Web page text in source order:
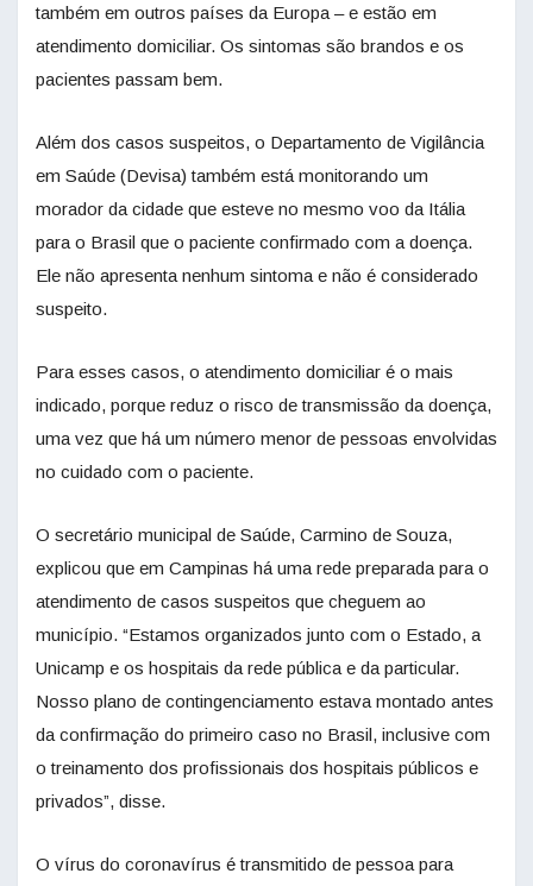
também em outros países da Europa – e estão em
atendimento domiciliar. Os sintomas são brandos e os
pacientes passam bem.
Além dos casos suspeitos, o Departamento de Vigilância
em Saúde (Devisa) também está monitorando um
morador da cidade que esteve no mesmo voo da Itália
para o Brasil que o paciente confirmado com a doença.
Ele não apresenta nenhum sintoma e não é considerado
suspeito.
Para esses casos, o atendimento domiciliar é o mais
indicado, porque reduz o risco de transmissão da doença,
uma vez que há um número menor de pessoas envolvidas
no cuidado com o paciente.
O secretário municipal de Saúde, Carmino de Souza,
explicou que em Campinas há uma rede preparada para o
atendimento de casos suspeitos que cheguem ao
município. “Estamos organizados junto com o Estado, a
Unicamp e os hospitais da rede pública e da particular.
Nosso plano de contingenciamento estava montado antes
da confirmação do primeiro caso no Brasil, inclusive com
o treinamento dos profissionais dos hospitais públicos e
privados”, disse.
O vírus do coronavírus é transmitido de pessoa para